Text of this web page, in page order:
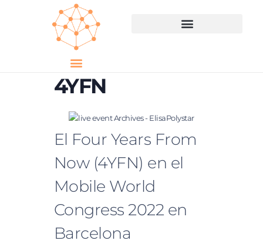
4YFN
El Four Years From
Now (4YFN) en el
Mobile World
Congress 2022 en
Barcelona